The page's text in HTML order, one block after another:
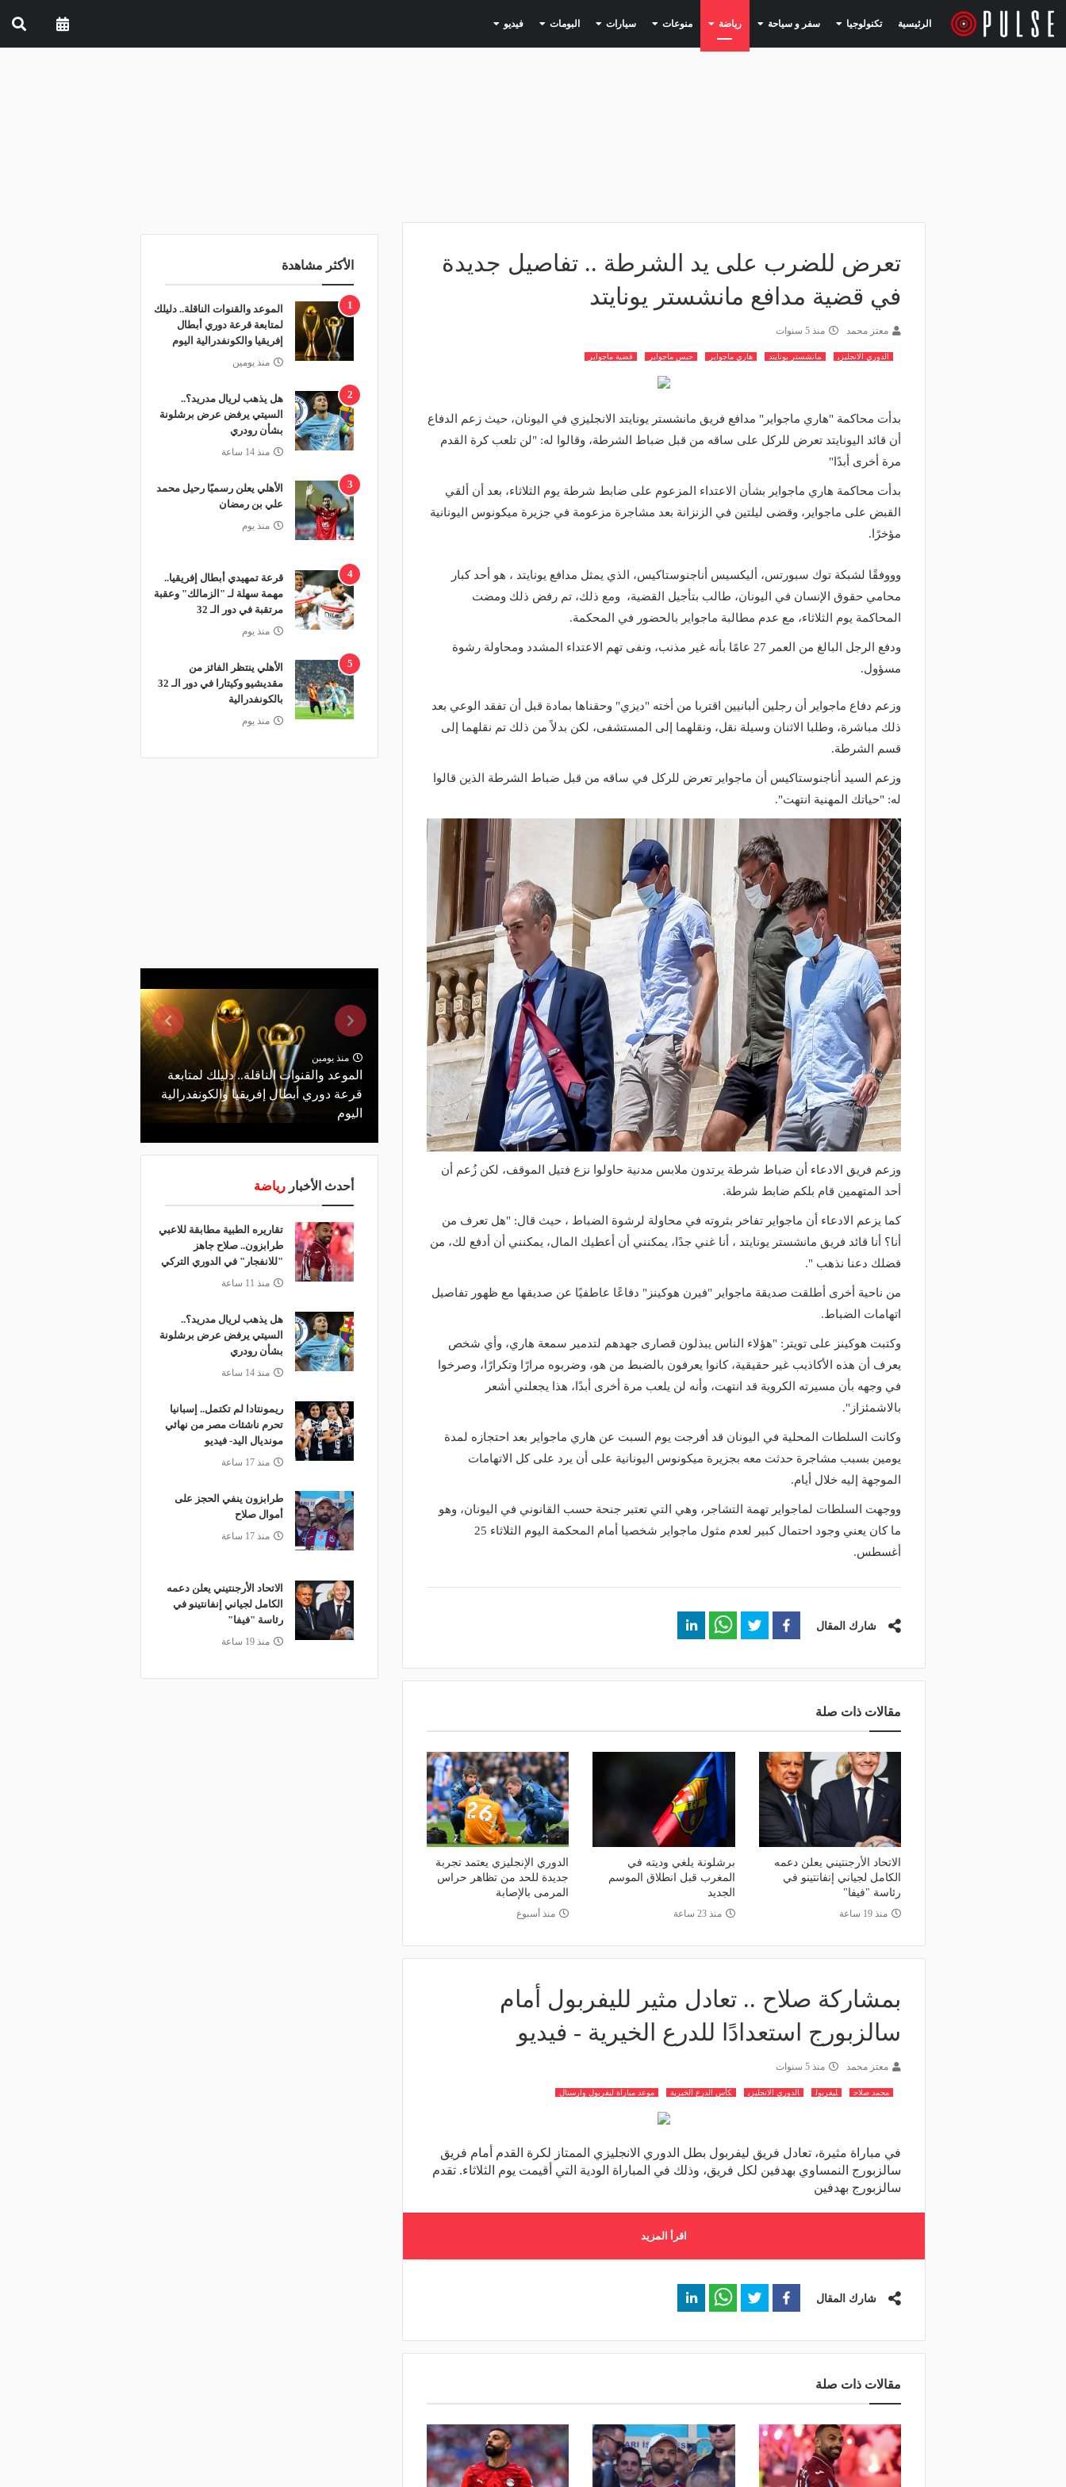
الرئيسية تكنولوجيا (current) سفر و سياحة (current) رياضة (current) منوعات (current) سيارات (current) البومات (current) فيديو (current)
تعرض للضرب على يد الشرطة .. تفاصيل جديدة
في قضية مدافع مانشستر يونايتد
معتز محمد منذ 5 سنوات
الدوري الانجليزي مانشستر يونايتد هاري ماجواير حبس ماجواير قضية ماجواير
بدأت محاكمة "هاري ماجواير" مدافع فريق مانشستر يونايتد الانجليزي في اليونان، حيث زعم الدفاع
أن قائد اليونايتد تعرض للركل على ساقه من قبل ضباط الشرطة، وقالوا له: "لن تلعب كرة القدم
مرة أخرى أبدًا"
بدأت محاكمة هاري ماجواير بشأن الاعتداء المزعوم على ضابط شرطة يوم الثلاثاء، بعد أن ألقي
القبض على ماجواير، وقضى ليلتين في الزنزانة بعد مشاجرة مزعومة في جزيرة ميكونوس اليونانية
مؤخرًا.
وووفقًا لشبكة توك سبورتس، أليكسيس أناجنوستاكيس، الذي يمثل مدافع يونايتد ، هو أحد كبار
محامي حقوق الإنسان في اليونان، طالب بتأجيل القضية، ومع ذلك، تم رفض ذلك ومضت
المحاكمة يوم الثلاثاء، مع عدم مطالبة ماجواير بالحضور في المحكمة.
ودفع الرجل البالغ من العمر 27 عامًا بأنه غير مذنب، ونفى تهم الاعتداء المشدد ومحاولة رشوة
مسؤول.
وزعم دفاع ماجواير أن رجلين ألبانيين اقتربا من أخته "ديزي" وحقناها بمادة قبل أن تفقد الوعي بعد
ذلك مباشرة، وطلبا الاثنان وسيلة نقل، ونقلهما إلى المستشفى، لكن بدلاً من ذلك تم نقلهما إلى
قسم الشرطة.
وزعم السيد أناجنوستاكيس أن ماجواير تعرض للركل في ساقه من قبل ضباط الشرطة الذين قالوا
له: "حياتك المهنية انتهت".
وزعم فريق الادعاء أن ضباط شرطة يرتدون ملابس مدنية حاولوا نزع فتيل الموقف، لكن زُعم أن
أحد المتهمين قام بلكم ضابط شرطة.
كما يزعم الادعاء أن ماجواير تفاخر بثروته في محاولة لرشوة الضباط ، حيث قال: "هل تعرف من
أنا؟ أنا قائد فريق مانشستر يونايتد ، أنا غني جدًا، يمكنني أن أعطيك المال، يمكنني أن أدفع لك، من
فضلك دعنا نذهب ".
من ناحية أخرى أطلقت صديقة ماجواير "فيرن هوكينز" دفاعًا عاطفيًا عن صديقها مع ظهور تفاصيل
اتهامات الضباط.
وكتبت هوكينز على تويتر: "هؤلاء الناس يبذلون قصارى جهدهم لتدمير سمعة هاري، وأي شخص
يعرف أن هذه الأكاذيب غير حقيقية، كانوا يعرفون بالضبط من هو، وضربوه مرارًا وتكرارًا، وصرخوا
في وجهه بأن مسيرته الكروية قد انتهت، وأنه لن يلعب مرة أخرى أبدًا، هذا يجعلني أشعر
بالاشمئزاز".
وكانت السلطات المحلية في اليونان قد أفرجت يوم السبت عن هاري ماجواير بعد احتجازه لمدة
يومين بسبب مشاجرة حدثت معه بجزيرة ميكونوس اليونانية على أن يرد على كل الاتهامات
الموجهة إليه خلال أيام.
ووجهت السلطات لماجواير تهمة التشاجر، وهي التي تعتبر جنحة حسب القانوني في اليونان، وهو
ما كان يعني وجود احتمال كبير لعدم مثول ماجواير شخصيا أمام المحكمة اليوم الثلاثاء 25
أغسطس.
شارك المقال
مقالات ذات صلة
الاتحاد الأرجنتيني يعلن دعمه
الكامل لجياني إنفانتينو في
رئاسة "فيفا"
منذ 19 ساعة
برشلونة يلغي وديته في
المغرب قبل انطلاق الموسم
الجديد
منذ 23 ساعة
الدوري الإنجليزي يعتمد تجربة
جديدة للحد من تظاهر حراس
المرمى بالإصابة
منذ أسبوع
بمشاركة صلاح .. تعادل مثير لليفربول أمام
سالزبورج استعدادًا للدرع الخيرية - فيديو
معتز محمد منذ 5 سنوات
محمد صلاح ليفربول الدوري الانجليزي كأس الدرع الخيرية موعد مباراة ليفربول وارسنال
في مباراة مثيرة، تعادل فريق ليفربول بطل الدوري الانجليزي الممتاز لكرة القدم أمام فريق
سالزبورج النمساوي بهدفين لكل فريق، وذلك في المباراة الودية التي أقيمت يوم الثلاثاء. تقدم
سالزبورج بهدفين
اقرأ المزيد
شارك المقال
مقالات ذات صلة
الأكثر مشاهدة
1
الموعد والقنوات الناقلة.. دليلك
لمتابعة قرعة دوري أبطال
إفريقيا والكونفدرالية اليوم
منذ يومين
2
هل يذهب لريال مدريد؟..
السيتي يرفض عرض برشلونة
بشأن رودري
منذ 14 ساعة
3
الأهلي يعلن رسميًا رحيل محمد
علي بن رمضان
منذ يوم
4
قرعة تمهيدي أبطال إفريقيا..
مهمة سهلة لـ "الزمالك" وعقبة
مرتقبة في دور الـ 32
منذ يوم
5
الأهلي ينتظر الفائز من
مقديشيو وكيتارا في دور الـ 32
بالكونفدرالية
منذ يوم
منذ يومين
الموعد والقنوات الناقلة.. دليلك لمتابعة
قرعة دوري أبطال إفريقيا والكونفدرالية
اليوم
منذ 14 ساعة
هل يذهب لريال مدريد؟.. السيتي يرفض
عرض برشلونة بشأن رودري
منذ يوم
الأهلي يعلن رسميًا رحيل محمد علي بن
رمضان
والقنوات الناقلة.. دليلك لمتابعة
دوري أبطال إفريقيا والكونفدرالية
أحدث الأخبار رياضة
تقاريره الطبية مطابقة للاعبي
طرابزون.. صلاح جاهز
"للانفجار" في الدوري التركي
منذ 11 ساعة
هل يذهب لريال مدريد؟..
السيتي يرفض عرض برشلونة
بشأن رودري
منذ 14 ساعة
ريمونتادا لم تكتمل.. إسبانيا
تحرم ناشئات مصر من نهائي
مونديال اليد- فيديو
منذ 17 ساعة
طرابزون ينفي الحجز على
أموال صلاح
منذ 17 ساعة
الاتحاد الأرجنتيني يعلن دعمه
الكامل لجياني إنفانتينو في
رئاسة "فيفا"
منذ 19 ساعة